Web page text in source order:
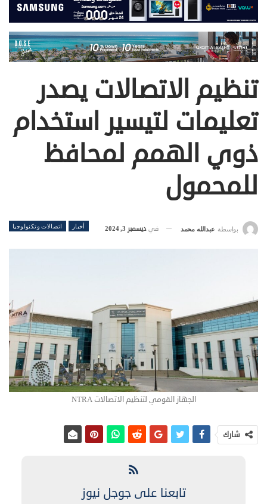
تنظيم الاتصالات يصدر
تعليمات لتيسير استخدام
ذوي الهمم لمحافظ
للمحمول
أخبار اتصالات وتكنولوجيا بواسطة عبدالله محمد في ديسمبر 3, 2024
الجهاز القومي لتنظيم الاتصالات NTRA
شارك
تابعنا على جوجل نيوز